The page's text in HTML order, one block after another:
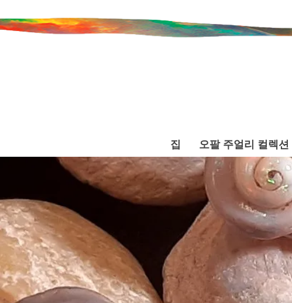
집 오팔 주얼리 컬렉션